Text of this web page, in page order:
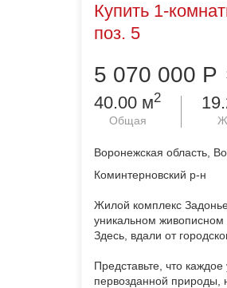
Купить 1-
поз. 5
5 070 000 Р
40.00 м2
Общая
Воронежская область,
Коминтерновский р-н
Жилой комплекс
уникальном живописном
Здесь, вдали от
Представьте, что
первозданной природы,